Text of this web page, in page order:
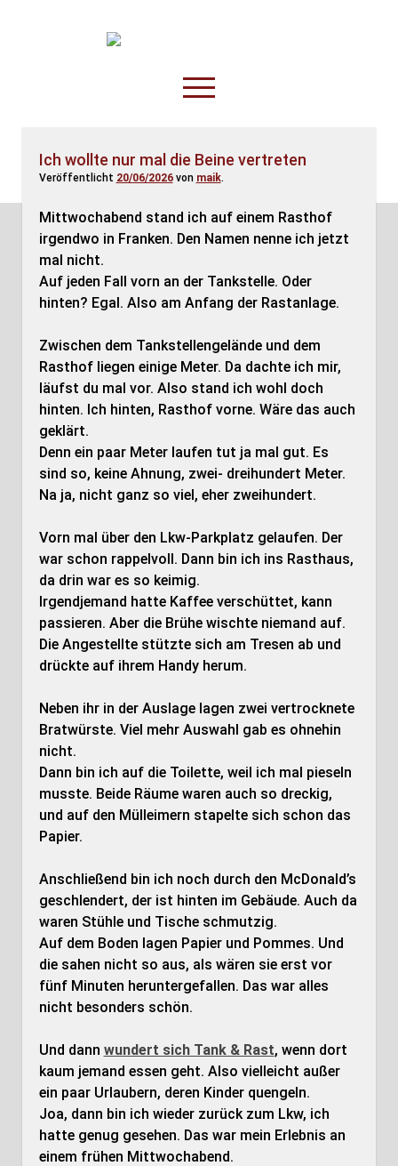
TruckOnline.de
open
menu
Anderswo
Spesenliste
Fahrer
Ich wollte nur mal die Beine vertreten
Veröffentlicht 20/06/2026von maik.
Mittwochabend stand ich auf einem Rasthof
irgendwo in Franken. Den Namen nenne ich jetzt
mal nicht.
Auf jeden Fall vorn an der Tankstelle. Oder
hinten? Egal. Also am Anfang der Rastanlage.
Zwischen dem Tankstellengelände und dem
Rasthof liegen einige Meter. Da dachte ich mir,
läufst du mal vor. Also stand ich wohl doch
hinten. Ich hinten, Rasthof vorne. Wäre das auch
geklärt.
Denn ein paar Meter laufen tut ja mal gut. Es
sind so, keine Ahnung, zwei- dreihundert Meter.
Na ja, nicht ganz so viel, eher zweihundert.
Vorn mal über den Lkw-Parkplatz gelaufen. Der
war schon rappelvoll. Dann bin ich ins Rasthaus,
da drin war es so keimig.
Irgendjemand hatte Kaffee verschüttet, kann
passieren. Aber die Brühe wischte niemand auf.
Die Angestellte stützte sich am Tresen ab und
drückte auf ihrem Handy herum.
Neben ihr in der Auslage lagen zwei vertrocknete
Bratwürste. Viel mehr Auswahl gab es ohnehin
nicht.
Dann bin ich auf die Toilette, weil ich mal pieseln
musste. Beide Räume waren auch so dreckig,
und auf den Mülleimern stapelte sich schon das
Papier.
Anschließend bin ich noch durch den McDonald’s
geschlendert, der ist hinten im Gebäude. Auch da
waren Stühle und Tische schmutzig.
Auf dem Boden lagen Papier und Pommes. Und
die sahen nicht so aus, als wären sie erst vor
fünf Minuten heruntergefallen. Das war alles
nicht besonders schön.
Und dann wundert sich Tank & Rast, wenn dort
kaum jemand essen geht. Also vielleicht außer
ein paar Urlaubern, deren Kinder quengeln.
Joa, dann bin ich wieder zurück zum Lkw, ich
hatte genug gesehen. Das war mein Erlebnis an
einem frühen Mittwochabend.